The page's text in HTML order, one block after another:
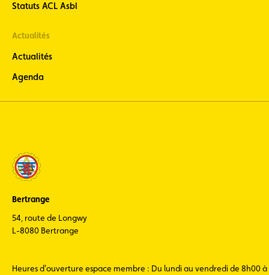
Statuts ACL Asbl
Actualités
Actualités
Agenda
Bertrange
54, route de Longwy
L-8080 Bertrange
Heures d'ouverture espace membre : Du lundi au vendredi de 8h00 à